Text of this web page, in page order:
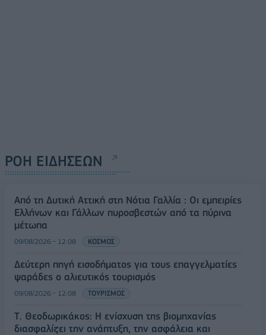
ΡΟΗ ΕΙΔΗΣΕΩΝ
Από τη Δυτική Αττική στη Νότια Γαλλία : Οι εμπειρίες
Ελλήνων και Γάλλων πυροσβεστών από τα πύρινα
μέτωπα
09/08/2026 - 12:08 ΚΟΣΜΟΣ
Δεύτερη πηγή εισοδήματος για τους επαγγελματίες
ψαράδες ο αλιευτικός τουρισμός
09/08/2026 - 12:08 ΤΟΥΡΙΣΜΟΣ
Τ. Θεοδωρικάκος: Η ενίσχυση της βιομηχανίας
διασφαλίζει την ανάπτυξη, την ασφάλεια και